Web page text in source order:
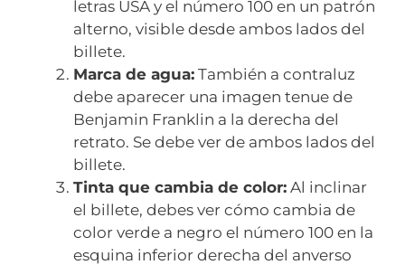
letras USA y el número 100 en un patrón
alterno, visible desde ambos lados del
billete.
Marca de agua: También a contraluz
debe aparecer una imagen tenue de
Benjamin Franklin a la derecha del
retrato. Se debe ver de ambos lados del
billete.
Tinta que cambia de color: Al inclinar
el billete, debes ver cómo cambia de
color verde a negro el número 100 en la
esquina inferior derecha del anverso